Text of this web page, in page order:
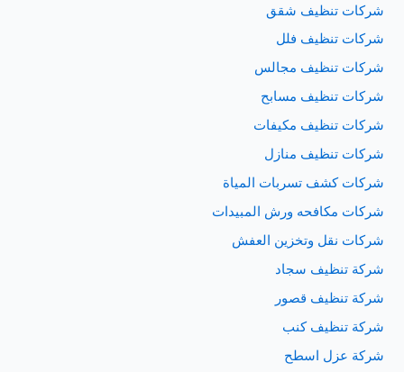
شركات تنظيف شقق
شركات تنظيف فلل
شركات تنظيف مجالس
شركات تنظيف مسابح
شركات تنظيف مكيفات
شركات تنظيف منازل
شركات كشف تسربات المياة
شركات مكافحه ورش المبيدات
شركات نقل وتخزين العفش
شركة تنظيف سجاد
شركة تنظيف قصور
شركة تنظيف كنب
شركة عزل اسطح